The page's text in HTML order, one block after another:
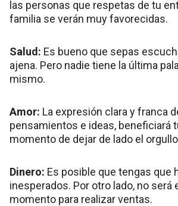
las personas que respetas de tu
familia se verán muy favorecidas.
Salud: Es bueno que sepas
ajena. Pero nadie tiene la última
mismo.
Amor: La expresión clara y franca
pensamientos e ideas, beneficiará
momento de dejar de lado el
Dinero: Es posible que tengas que
inesperados. Por otro lado, no será
momento para realizar ventas.